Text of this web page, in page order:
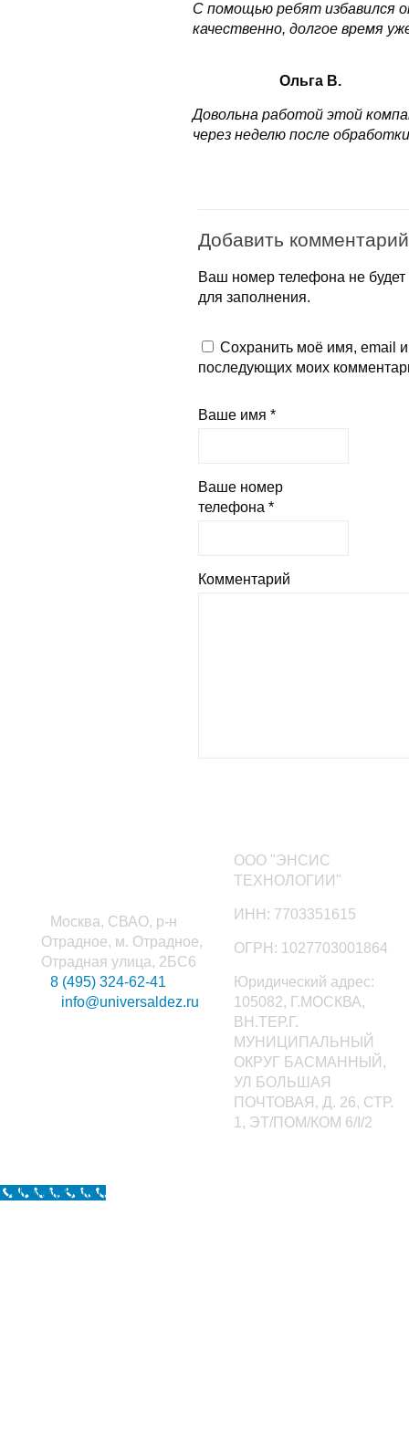
С помощью ребят избавился
качественно, долгое время
Ольга В.
Довольна работой этой
через неделю после
Добавить комментарий
Ваш номер телефона не
для заполнения.
Комментарий
Ваше имя *
Сохранить моё имя, email
последующих моих
Ваше номер
телефона *
Москва, СВАО, р-н
Отрадное, м. Отрадное,
Отрадная улица, 2БС6
8 (495) 324-62-41
info@universaldez.ru
ООО "ЭНСИС
ТЕХНОЛОГИИ"
ИНН: 7703351615
ОГРН: 1027703001864
Юридический адрес:
105082, Г.МОСКВА,
ВН.ТЕР.Г.
МУНИЦИПАЛЬНЫЙ
ОКРУГ БАСМАННЫЙ,
УЛ БОЛЬШАЯ
ПОЧТОВАЯ, Д. 26, СТР.
1, ЭТ/ПОМ/КОМ 6/I/2
Call Now Button